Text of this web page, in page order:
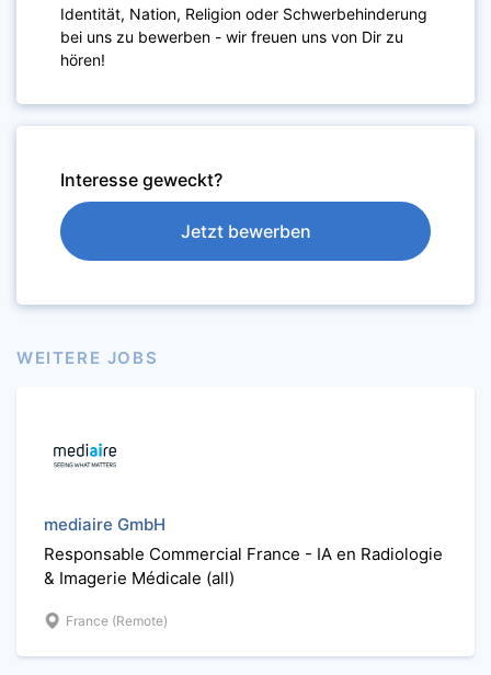
Identität, Nation, Religion oder Schwerbehinderung
bei uns zu bewerben - wir freuen uns von Dir zu
hören!
Interesse geweckt?
Jetzt bewerben
WEITERE JOBS
mediaire GmbH
Responsable Commercial France - IA en Radiologie
& Imagerie Médicale (all)
France (Remote)